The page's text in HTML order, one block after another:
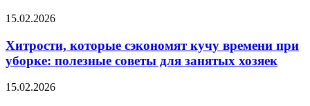
15.02.2026
Хитрости, которые сэкономят кучу времени при
уборке: полезные советы для занятых хозяек
15.02.2026